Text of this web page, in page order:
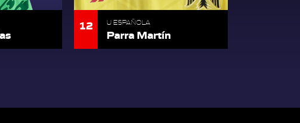
12 U ESPAÑOLA
Parra Martín